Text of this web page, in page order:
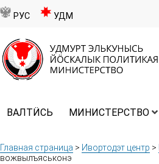
РУС УДМ
ВАЛТӤСЬ МИНИСТЕРСТВО
Главная страница > Ивортодэт центр >
вожвылъяськонэ